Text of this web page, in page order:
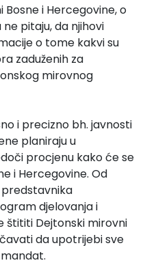
i Hercegovine, o
pitaju, da njihovi
o tome kakvi su
zaduženih za
mirovnog
i precizno bh. javnosti
planiraju u
procjenu kako će se
i Hercegovine. Od
djelovanja i
štititi Dejtonski mirovni
da upotrijebi sve